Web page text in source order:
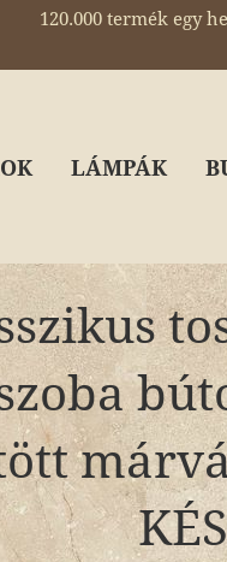
120.000 termék egy
LÁMPÁK